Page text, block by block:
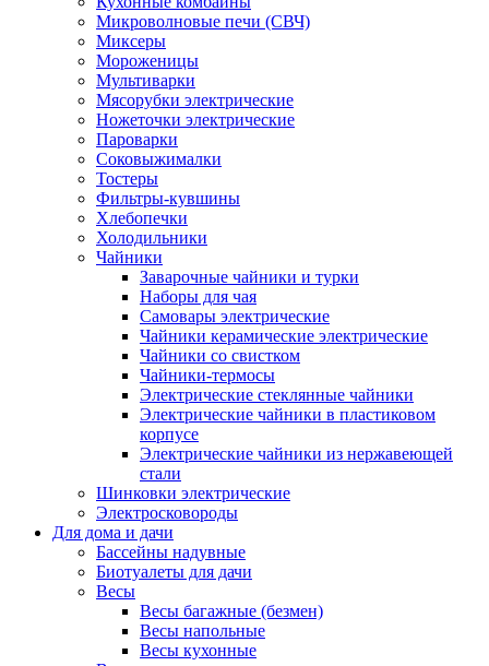
Микроволновые печи (СВЧ)
Миксеры
Мороженицы
Мультиварки
Мясорубки электрические
Ножеточки электрические
Пароварки
Соковыжималки
Тостеры
Фильтры-кувшины
Хлебопечки
Холодильники
Чайники
Заварочные чайники и турки
Наборы для чая
Самовары электрические
Чайники керамические электрические
Чайники со свистком
Чайники-термосы
Электрические стеклянные чайники
Электрические чайники в пластиковом
корпусе
Электрические чайники из нержавеющей
стали
Шинковки электрические
Электросковороды
Для дома и дачи
Бассейны надувные
Биотуалеты для дачи
Весы
Весы багажные (безмен)
Весы напольные
Весы кухонные